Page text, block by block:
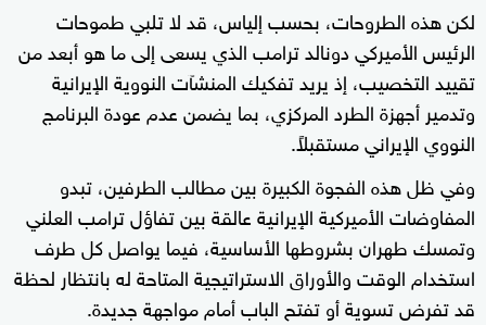
لكن هذه الطروحات، بحسب إلياس، قد لا تلبي طموحات
الرئيس الأميركي دونالد ترامب الذي يسعى إلى ما هو أبعد من
تقييد التخصيب، إذ يريد تفكيك المنشآت النووية الإيرانية
وتدمير أجهزة الطرد المركزي، بما يضمن عدم عودة البرنامج
النووي الإيراني مستقبلاً.
وفي ظل هذه الفجوة الكبيرة بين مطالب الطرفين، تبدو
المفاوضات الأميركية الإيرانية عالقة بين تفاؤل ترامب العلني
وتمسك طهران بشروطها الأساسية، فيما يواصل كل طرف
استخدام الوقت والأوراق الاستراتيجية المتاحة له بانتظار لحظة
قد تفرض تسوية أو تفتح الباب أمام مواجهة جديدة.